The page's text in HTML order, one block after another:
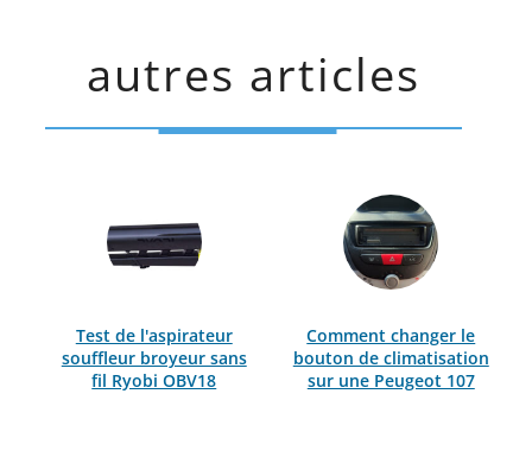
autres articles
Test de l'aspirateur
souffleur broyeur sans
fil Ryobi OBV18
Comment changer le
bouton de climatisation
sur une Peugeot 107